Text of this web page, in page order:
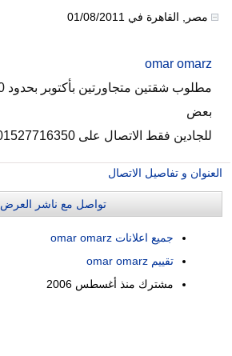
مصر القاهرة في 01/08/2011
omar omarz
بعض
للجادين فقط الاتصال على 01527716350
العنوان و تفاصيل الاتصال
تواصل مع ناشر العرض
جميع اعلانات omar omarz
تقييم omar omarz
مشترك منذ أغسطس 2006